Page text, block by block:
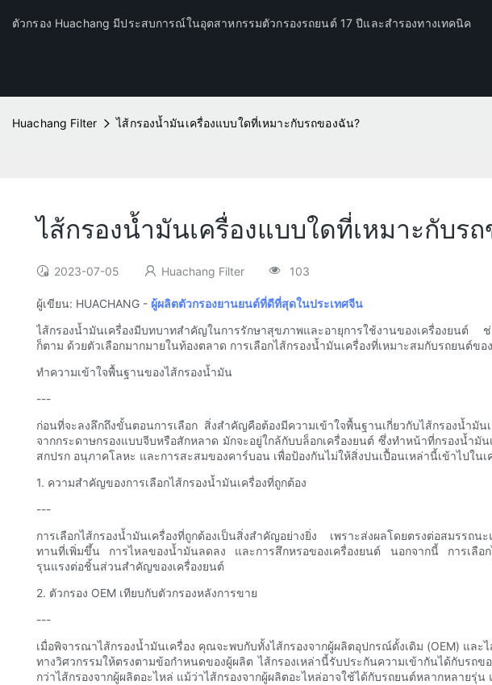
ตัวกรอง Huachang มีประสบการณ์ในอุตสาหกรรมตัวกรองรถยนต์ 17 ปีและสำรองทางเทคนิค
Huachang Filter ไส้กรองน้ำมันเครื่องแบบใดที่เหมาะกับรถของฉัน?
ไส้กรองน้ำมันเครื่องแบบใดที่เหมาะกับร
2023-07-05 Huachang Filter 103
ผู้เขียน: HUACHANG - ผู้ผลิตตัวกรองยานยนต์ที่ดีที่สุดในประเทศจีน
ไส้กรองน้ำมันเครื่องมีบทบาทสำคัญในการรักษาสุขภาพและอายุการใช้งานของเครื่องยนต์
ก็ตาม ด้วยตัวเลือกมากมายในท้องตลาด การเลือกไส้กรองน้ำมันเครื่องที่เหมาะสมกับรถยนต์
ทำความเข้าใจพื้นฐานของไส้กรองน้ำมัน
---
ก่อนที่จะลงลึกถึงขั้นตอนการเลือก สิ่งสำคัญคือต้องมีความเข้าใจพื้นฐานเกี่ยวกับไส้กรองน้ำมั
จากกระดาษกรองแบบจีบหรือสักหลาด มักจะอยู่ใกล้กับบล็อกเครื่องยนต์ ซึ่งทำหน้าที่กรองน้ำ
สกปรก อนุภาคโลหะ และการสะสมของคาร์บอน เพื่อป้องกันไม่ให้สิ่งปนเปื้อนเหล่านี้เข้าไปในเ
1. ความสำคัญของการเลือกไส้กรองน้ำมันเครื่องที่ถูกต้อง
---
การเลือกไส้กรองน้ำมันเครื่องที่ถูกต้องเป็นสิ่งสำคัญอย่างยิ่ง เพราะส่งผลโดยตรงต่อสมรรถ
ทานที่เพิ่มขึ้น การไหลของน้ำมันลดลง และการสึกหรอของเครื่องยนต์ นอกจากนี้ การเลือก
รุนแรงต่อชิ้นส่วนสำคัญของเครื่องยนต์
2. ตัวกรอง OEM เทียบกับตัวกรองหลังการขาย
---
เมื่อพิจารณาไส้กรองน้ำมันเครื่อง คุณจะพบกับทั้งไส้กรองจากผู้ผลิตอุปกรณ์ดั้งเดิม (OEM) แล
ทางวิศวกรรมให้ตรงตามข้อกำหนดของผู้ผลิต ไส้กรองเหล่านี้รับประกันความเข้ากันได้กับร
กว่าไส้กรองจากผู้ผลิตอะไหล่ แม้ว่าไส้กรองจากผู้ผลิตอะไหล่อาจใช้ได้กับรถยนต์หลากหลายรุ่